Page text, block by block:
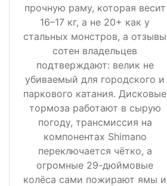
прочную раму, которая весит
16–17 кг, а не 20+ как у
стальных монстров, а отзывы
сотен владельцев
подтверждают: велик не
убиваемый для городского и
паркового катания. Дисковые
тормоза работают в сырую
погоду, трансмиссия на
компонентах Shimano
переключается чётко, а
огромные 29-дюймовые
колёса сами пожирают ямы и